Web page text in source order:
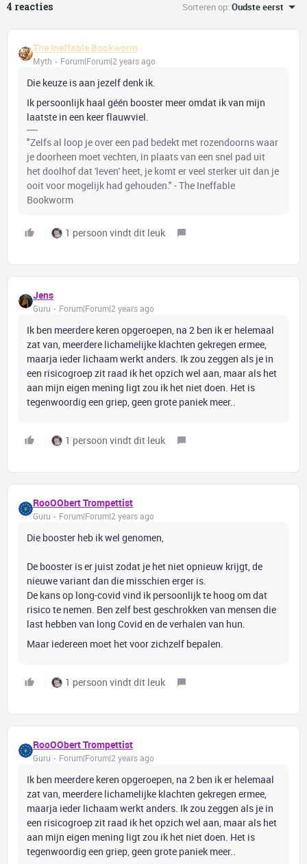
4 reacties Sorteren op:Oudste eerst
The Ineffable Bookworm
Myth Forum|Forum|2 years ago
Die keuze is aan jezelf denk ik.
Ik persoonlijk haal géén booster meer omdat ik van mijn
laatste in een keer flauwviel.
"Zelfs al loop je over een pad bedekt met rozendoorns waar
je doorheen moet vechten, in plaats van een snel pad uit
het doolhof dat 'leven' heet, je komt er veel sterker uit dan je
ooit voor mogelijk had gehouden." - The Ineffable
Bookworm
1 persoon vindt dit leuk
Jens
Guru Forum|Forum|2 years ago
Ik ben meerdere keren opgeroepen, na 2 ben ik er helemaal
zat van, meerdere lichamelijke klachten gekregen ermee,
maarja ieder lichaam werkt anders. Ik zou zeggen als je in
een risicogroep zit raad ik het opzich wel aan, maar als het
aan mijn eigen mening ligt zou ik het niet doen. Het is
tegenwoordig een griep, geen grote paniek meer..
1 persoon vindt dit leuk
RooOObert Trompettist
Guru Forum|Forum|2 years ago
Die booster heb ik wel genomen,
De booster is er juist zodat je het niet opnieuw krijgt, de
nieuwe variant dan die misschien erger is.
De kans op long-covid vind ik persoonlijk te hoog om dat
risico te nemen. Ben zelf best geschrokken van mensen die
last hebben van long Covid en de verhalen van hun.
Maar iedereen moet het voor zichzelf bepalen.
1 persoon vindt dit leuk
RooOObert Trompettist
Guru Forum|Forum|2 years ago
Ik ben meerdere keren opgeroepen, na 2 ben ik er helemaal
zat van, meerdere lichamelijke klachten gekregen ermee,
maarja ieder lichaam werkt anders. Ik zou zeggen als je in
een risicogroep zit raad ik het opzich wel aan, maar als het
aan mijn eigen mening ligt zou ik het niet doen. Het is
tegenwoordig een griep, geen grote paniek meer..